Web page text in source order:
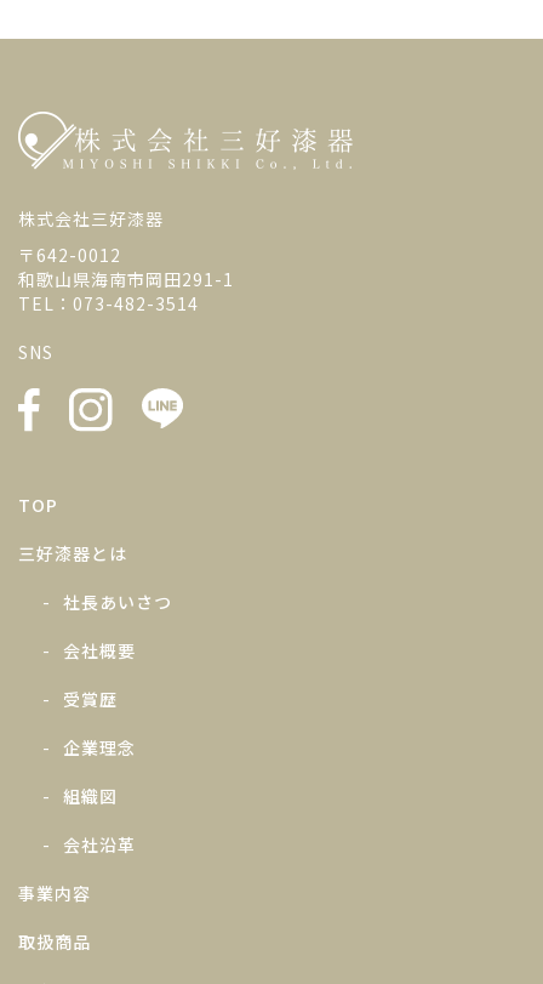
株式会社三好漆器
〒642-0012
和歌山県海南市岡田291-1
TEL：073-482-3514
SNS
TOP
三好漆器とは
社長あいさつ
会社概要
受賞歴
企業理念
組織図
会社沿革
事業内容
取扱商品